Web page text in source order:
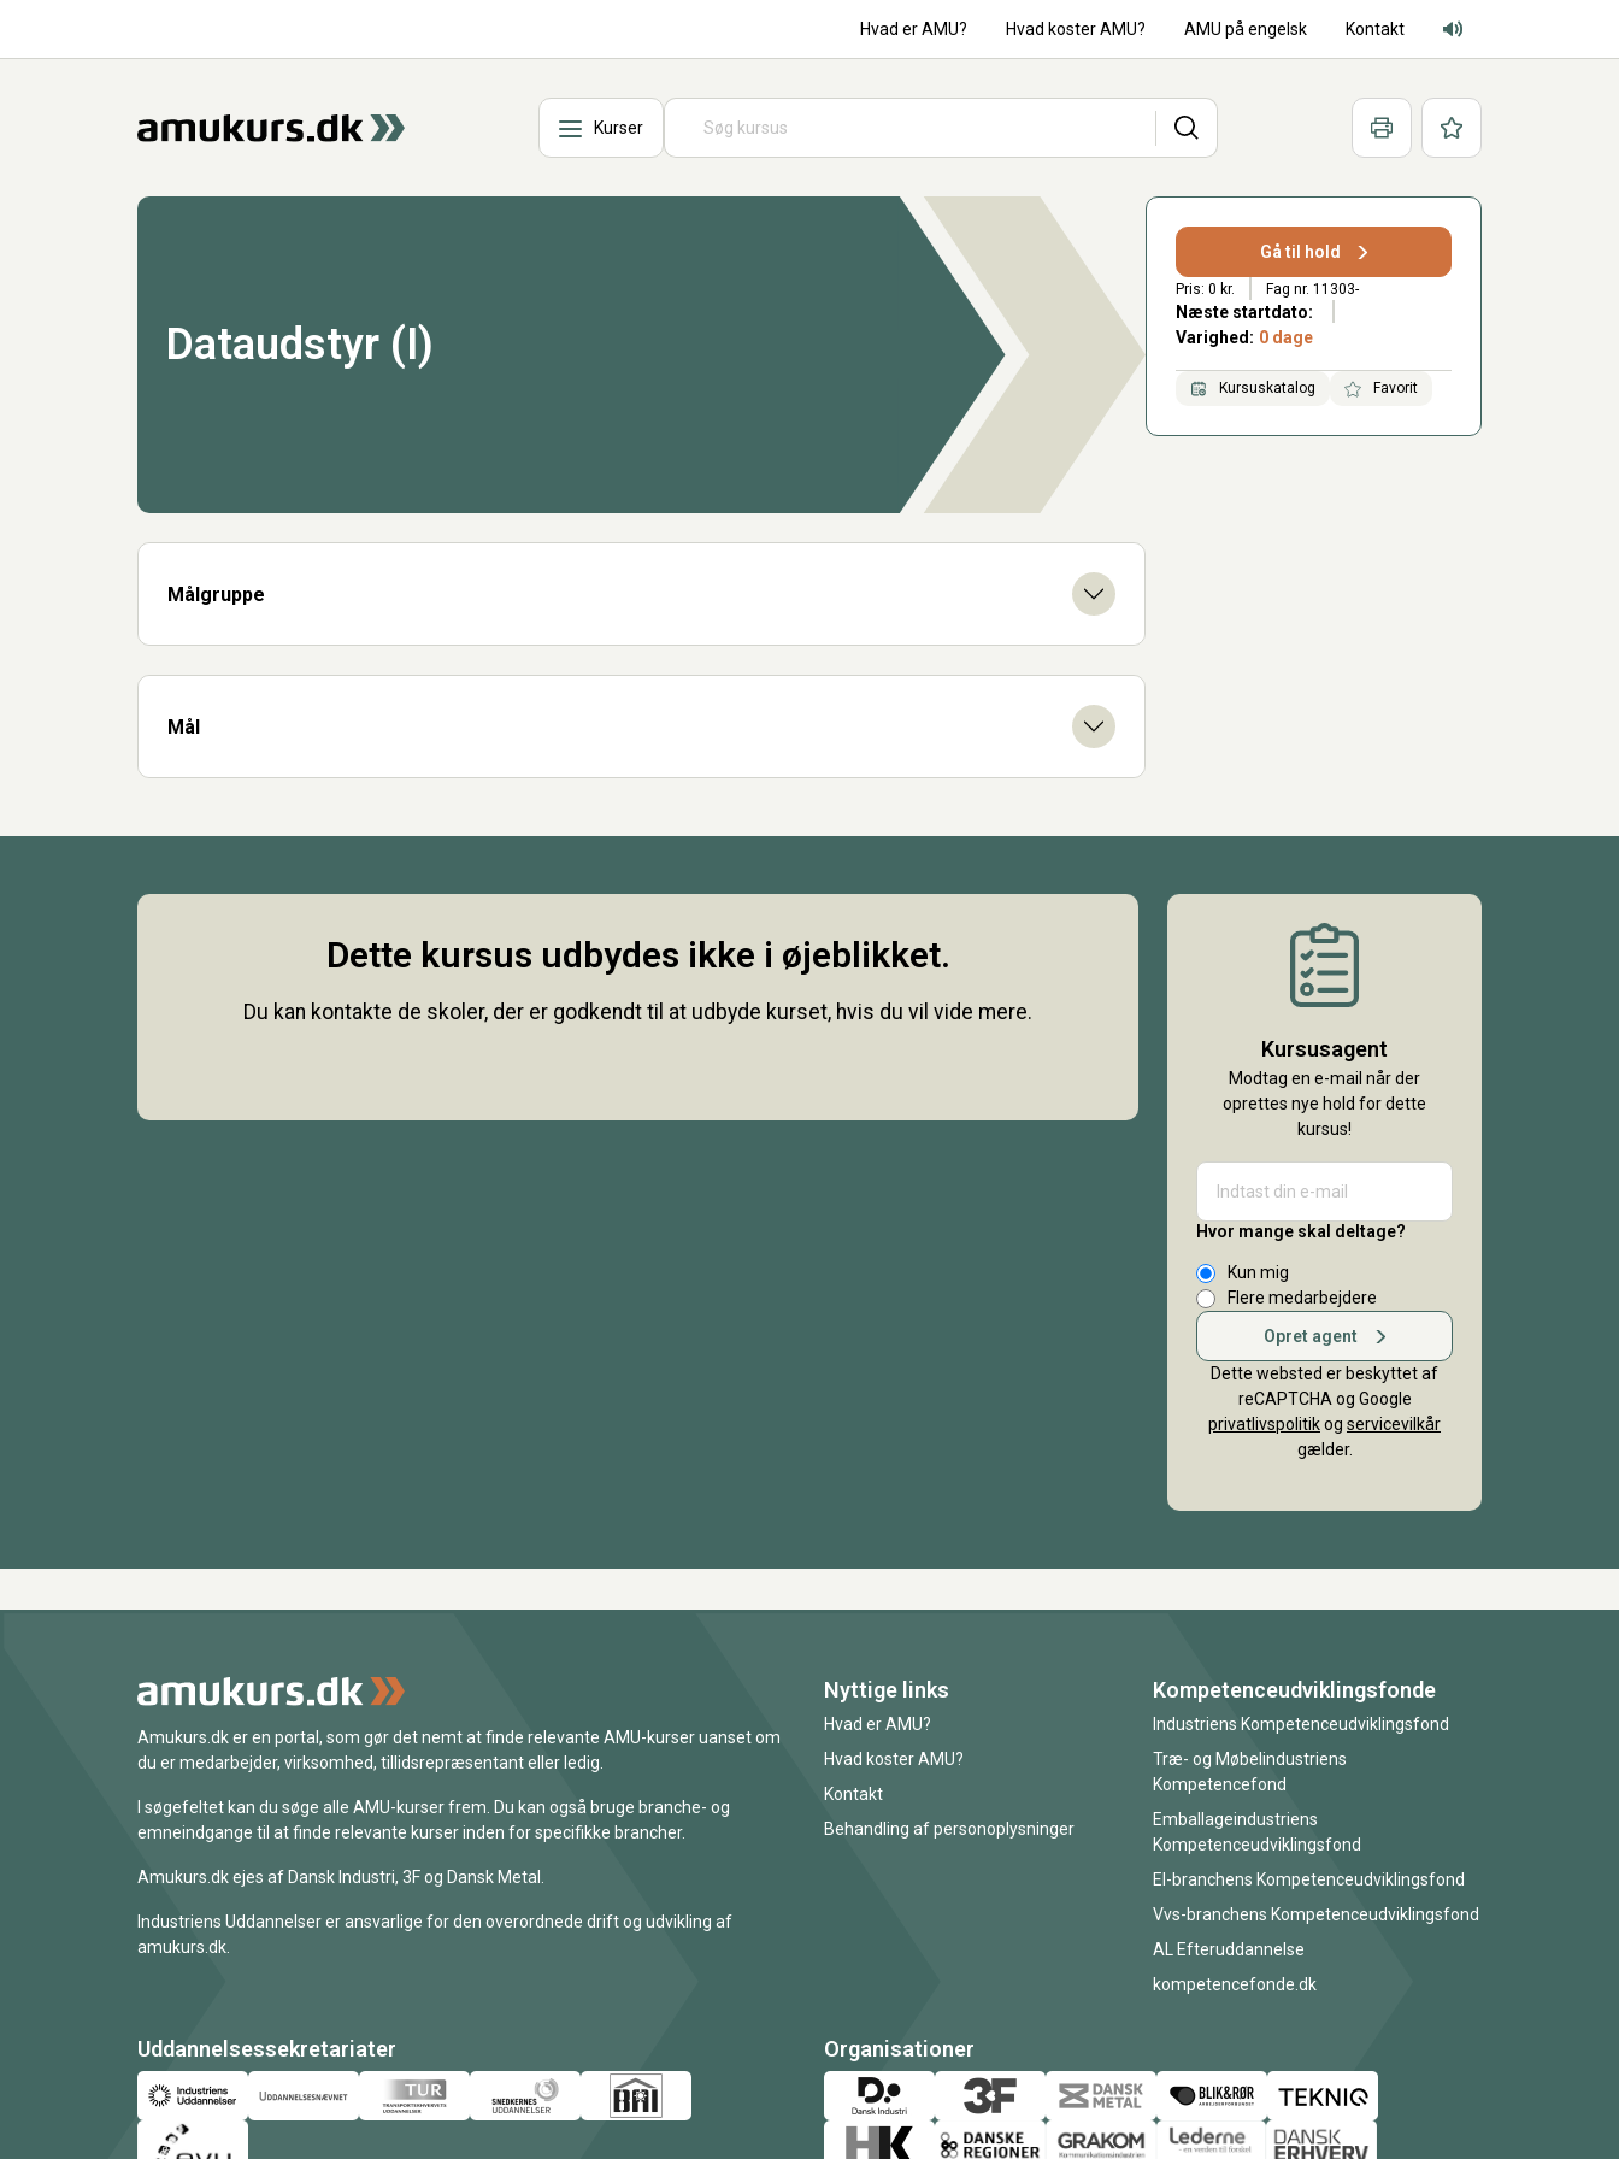
Hvad er AMU? Hvad koster AMU? AMU på engelsk Kontakt
Adgang for alle lyd
Kurser Søg Print Favoritter
Dataudstyr (I)
Målgruppe
Mål
Gå til hold
Pris: 0 kr. Fag nr. 11303-
Næste startdato:
Varighed: 0 dage
Kursuskatalog Favorit
Dette kursus udbydes ikke i øjeblikket.
Du kan kontakte de skoler, der er godkendt til at udbyde kurset, hvis du vil vide mere.
Kursusagent
Modtag en e-mail når der
oprettes nye hold for dette
kursus!
Hvor mange skal deltage?
Kun mig
Flere medarbejdere
Opret agent
Dette websted er beskyttet af
reCAPTCHA og Google
privatlivspolitikog servicevilkår
gælder.
Amukurs.dk er en portal, som gør det nemt at finde relevante AMU-kurser uanset om
du er medarbejder, virksomhed, tillidsrepræsentant eller ledig.
I søgefeltet kan du søge alle AMU-kurser frem. Du kan også bruge branche- og
emneindgange til at finde relevante kurser inden for specifikke brancher.
Amukurs.dk ejes af Dansk Industri, 3F og Dansk Metal.
Industriens Uddannelser er ansvarlige for den overordnede drift og udvikling af
amukurs.dk.
Nyttige links
Hvad er AMU?
Hvad koster AMU?
Kontakt
Behandling af personoplysninger
Kompetenceudviklingsfonde
Industriens Kompetenceudviklingsfond
Træ- og Møbelindustriens
Kompetencefond
Emballageindustriens
Kompetenceudviklingsfond
El-branchens Kompetenceudviklingsfond
Vvs-branchens Kompetenceudviklingsfond
AL Efteruddannelse
kompetencefonde.dk
Uddannelsessekretariater Organisationer